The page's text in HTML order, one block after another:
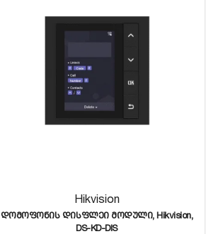
Hikvision
დომოფონის დისფლეი მოდული, Hikvision,
DS-KD-DIS